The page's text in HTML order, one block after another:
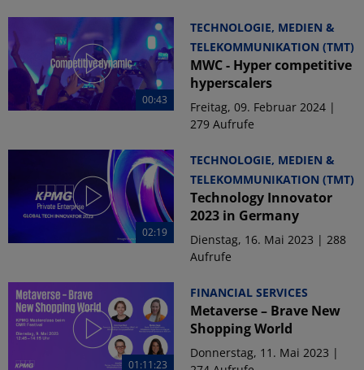
00:43
TECHNOLOGIE, MEDIEN &
TELEKOMMUNIKATION (TMT)
MWC - Hyper competitive
hyperscalers
Freitag, 09. Februar 2024 |
279 Aufrufe
02:19
TECHNOLOGIE, MEDIEN &
TELEKOMMUNIKATION (TMT)
Technology Innovator
2023 in Germany
Dienstag, 16. Mai 2023 | 288
Aufrufe
01:11:23
FINANCIAL SERVICES
Metaverse – Brave New
Shopping World
Donnerstag, 11. Mai 2023 |